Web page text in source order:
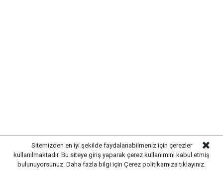
SIRADA YOL VE ÇEVRE
DÜZENLEMESİ VAR
Sitemizden en iyi şekilde faydalanabilmeniz için çerezler
kullanılmaktadır. Bu siteye giriş yaparak çerez kullanımını kabul etmiş
bulunuyorsunuz. Daha fazla bilgi için Çerez politikamıza tıklayınız.